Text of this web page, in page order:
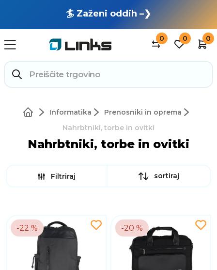
🏄 Zaženi oddih –❯
0 0 0
Informatika
Prenosniki in oprema
Nahrbtniki, torbe in ovitki
Nahrbtniki, torbe in ovitki
Filtriraj sortiraj
-22 % -20 %